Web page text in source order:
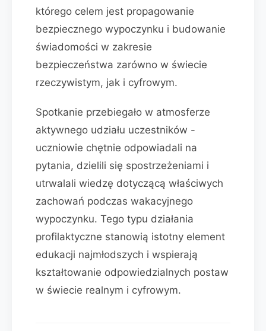
którego celem jest propagowanie
bezpiecznego wypoczynku i budowanie
świadomości w zakresie
bezpieczeństwa zarówno w świecie
rzeczywistym, jak i cyfrowym.
Spotkanie przebiegało w atmosferze
aktywnego udziału uczestników -
uczniowie chętnie odpowiadali na
pytania, dzielili się spostrzeżeniami i
utrwalali wiedzę dotyczącą właściwych
zachowań podczas wakacyjnego
wypoczynku. Tego typu działania
profilaktyczne stanowią istotny element
edukacji najmłodszych i wspierają
kształtowanie odpowiedzialnych postaw
w świecie realnym i cyfrowym.